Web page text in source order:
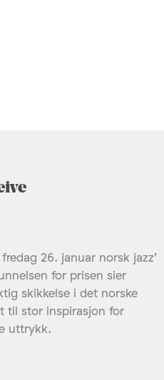
26. januar norsk jazz’
for prisen sier
skikkelse i det norske
stor inspirasjon for
uttrykk.